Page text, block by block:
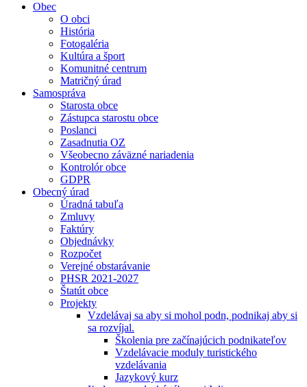
Obec
O obci
História
Fotogaléria
Kultúra a šport
Komunitné centrum
Matričný úrad
Samospráva
Starosta obce
Zástupca starostu obce
Poslanci
Zasadnutia OZ
Všeobecno záväzné nariadenia
Kontrolór obce
GDPR
Obecný úrad
Úradná tabuľa
Zmluvy
Faktúry
Objednávky
Rozpočet
Verejné obstarávanie
PHSR 2021-2027
Štatút obce
Projekty
Vzdelávaj sa aby si mohol podn, podnikaj aby si
sa rozvíjal.
Školenia pre začínajúcich podnikateľov
Vzdelávacie moduly turistického
vzdelávania
Jazykový kurz